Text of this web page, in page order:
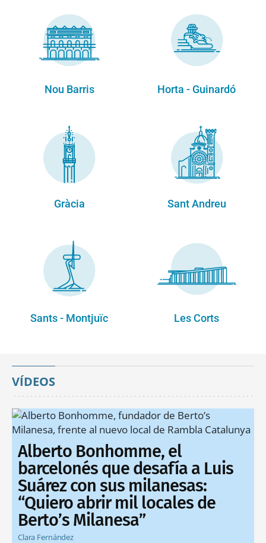
Nou Barris Horta - Guinardó
Gràcia Sant Andreu
Sants - Montjuïc Les Corts
VÍDEOS
Alberto Bonhomme, el
barcelonés que desafía a Luis
Suárez con sus milanesas:
“Quiero abrir mil locales de
Berto’s Milanesa”
Clara Fernández